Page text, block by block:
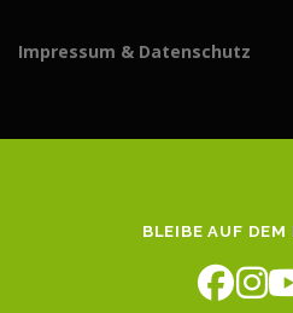
Impressum & Datenschutz
BLEIBE AUF DEM